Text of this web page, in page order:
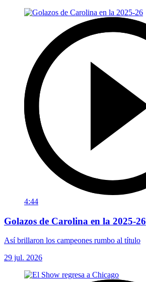
4:44
Golazos de Carolina en la 2025-26
Así brillaron los campeones rumbo al título
29 jul. 2026